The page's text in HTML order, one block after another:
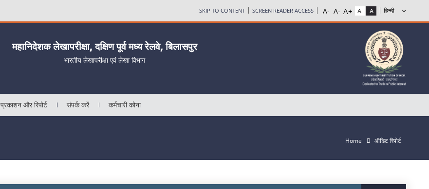
SKIP TO CONTENT SCREEN READER ACCESS
महानिदेशक लेखापरीक्षा, दक्षिण पूर्व मध्य रेलवे, बिलासपुर
भारतीय लेखापरीक्षा एवं लेखा विभाग
प्रकाशन और रिपोर्ट संपर्क करें कर्मचारी कोना
Home ऑडिट रिपोर्ट